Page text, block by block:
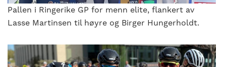
Pallen i Ringerike GP for menn elite, flankert av
Lasse Martinsen til høyre og Birger Hungerholdt.